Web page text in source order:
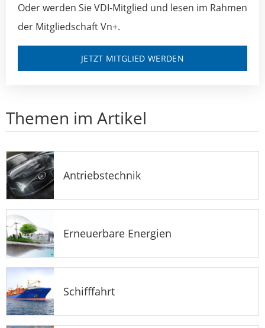
Oder werden Sie VDI-Mitglied und lesen im Rahmen
der Mitgliedschaft Vn+.
JETZT MITGLIED WERDEN
Themen im Artikel
Antriebstechnik
Erneuerbare Energien
Schifffahrt